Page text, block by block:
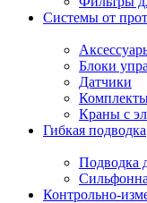
Системы от
Блоки
Датчики
Краны с
Гибкая подводка
Подводка
Контрольно-